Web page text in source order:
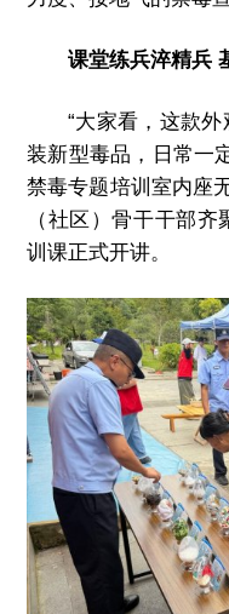
课堂练兵淬精兵
“大家看，这款
装新型毒品，日常一
禁毒专题培训室内座
（社区）骨干干部
训课正式开讲。